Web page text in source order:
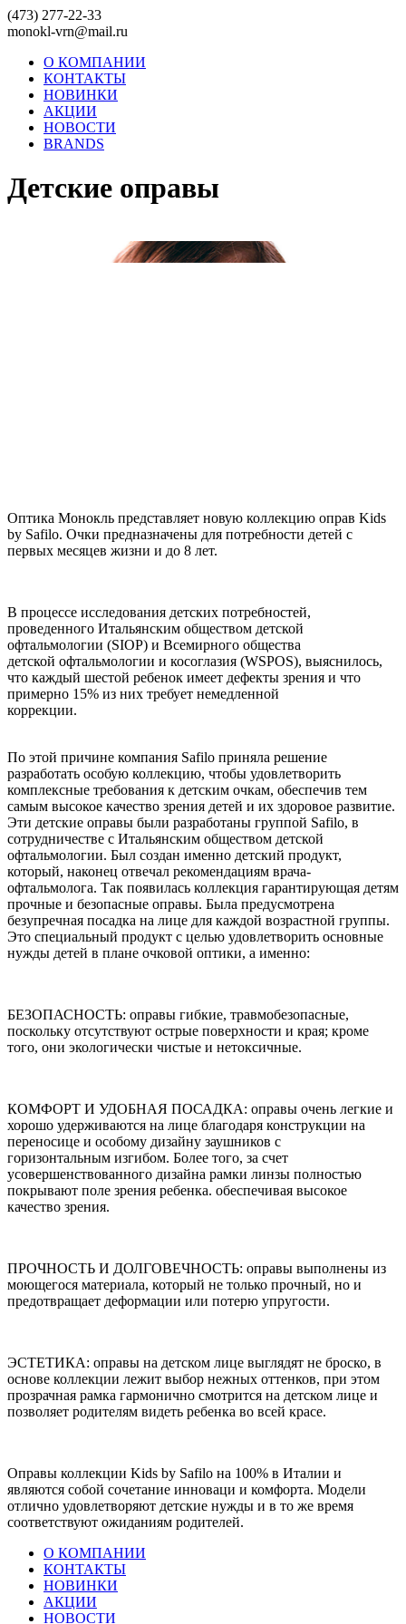
(473) 277-22-33
monokl-vrn@mail.ru
О КОМПАНИИ
КОНТАКТЫ
НОВИНКИ
АКЦИИ
НОВОСТИ
BRANDS
Детские оправы
Оптика Монокль представляет новую коллекцию оправ Kids
by Safilo. Очки предназначены для потребности детей с
первых месяцев жизни и до 8 лет.
В процессе исследования детских потребностей,
проведенного Итальянским обществом детской
офтальмологии (SIOP) и Всемирного общества
детской офтальмологии и косоглазия (WSPOS), выяснилось,
что каждый шестой ребенок имеет дефекты зрения и что
примерно 15% из них требует немедленной
коррекции.
По этой причине компания Safilo приняла решение
разработать особую коллекцию, чтобы удовлетворить
комплексные требования к детским очкам, обеспечив тем
самым высокое качество зрения детей и их здоровое развитие.
Эти детские оправы были разработаны группой Safilo, в
сотрудничестве с Итальянским обществом детской
офтальмологии. Был создан именно детский продукт,
который, наконец отвечал рекомендациям врача-
офтальмолога. Так появилась коллекция гарантирующая детям
прочные и безопасные оправы. Была предусмотрена
безупречная посадка на лице для каждой возрастной группы.
Это специальный продукт с целью удовлетворить основные
нужды детей в плане очковой оптики, а именно:
БЕЗОПАСНОСТЬ: оправы гибкие, травмобезопасные,
поскольку отсутствуют острые поверхности и края; кроме
того, они экологически чистые и нетоксичные.
КОМФОРТ И УДОБНАЯ ПОСАДКА: оправы очень легкие и
хорошо удерживаются на лице благодаря конструкции на
переносице и особому дизайну заушников с
горизонтальным изгибом. Более того, за счет
усовершенствованного дизайна рамки линзы полностью
покрывают поле зрения ребенка. обеспечивая высокое
качество зрения.
ПРОЧНОСТЬ И ДОЛГОВЕЧНОСТЬ: оправы выполнены из
моющегося материала, который не только прочный, но и
предотвращает деформации или потерю упругости.
ЭСТЕТИКА: оправы на детском лице выглядят не броско, в
основе коллекции лежит выбор нежных оттенков, при этом
прозрачная рамка гармонично смотрится на детском лице и
позволяет родителям видеть ребенка во всей красе.
Оправы коллекции Kids by Safilo на 100% в Италии и
являются собой сочетание инноваци и комфорта. Модели
отлично удовлетворяют детские нужды и в то же время
соответствуют ожиданиям родителей.
О КОМПАНИИ
КОНТАКТЫ
НОВИНКИ
АКЦИИ
НОВОСТИ